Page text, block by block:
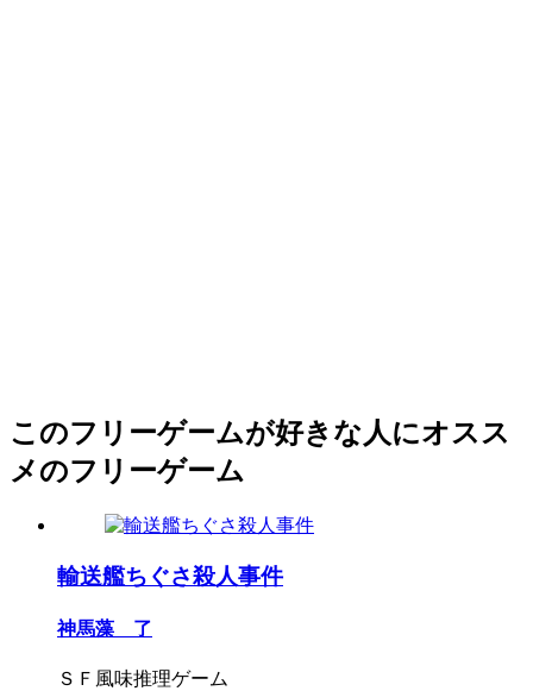
このフリーゲームが好きな人にオスス
メのフリーゲーム
輸送艦ちぐさ殺人事件
神馬藻 了
ＳＦ風味推理ゲーム